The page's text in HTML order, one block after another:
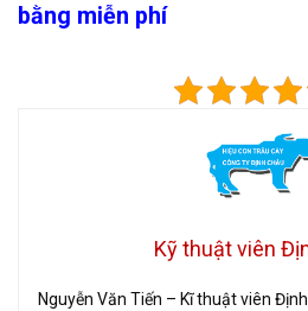
bằng miễn phí
Kỹ thuật viên
Nguyễn Văn Tiến – Kĩ thuật viên